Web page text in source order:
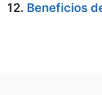
12. Beneficios